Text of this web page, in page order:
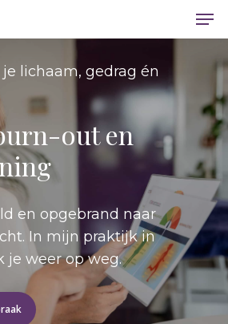
lichaam, gedrag én
out en
en opgebrand naar
In mijn praktijk in
je weer op weg.